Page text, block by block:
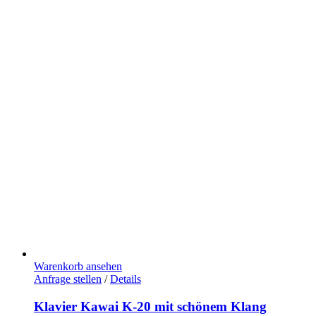
Warenkorb ansehen
Anfrage stellen / Details
Klavier Kawai K-20 mit schönem Klang